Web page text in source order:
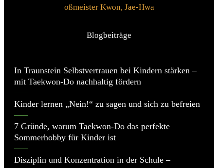
oßmeister Kwon, Jae-Hwa
Blogbeiträge
In Traunstein Selbstvertrauen bei Kindern stärken –
mit Taekwon-Do nachhaltig fördern
Kinder lernen „Nein!“ zu sagen und sich zu befreien
7 Gründe, warum Taekwon-Do das perfekte
Sommerhobby für Kinder ist
Disziplin und Konzentration in der Schule –